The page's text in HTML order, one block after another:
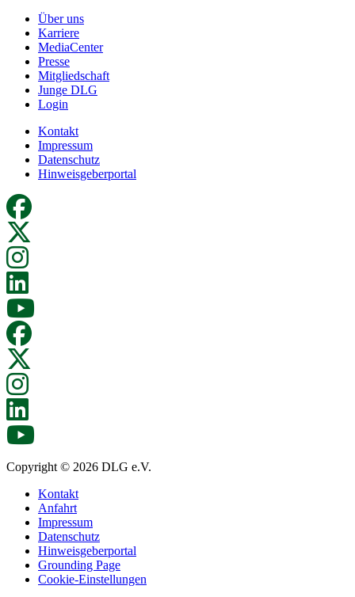
Über uns
Karriere
MediaCenter
Presse
Mitgliedschaft
Junge DLG
Login
Kontakt
Impressum
Datenschutz
Hinweisgeberportal
Copyright © 2026 DLG e.V.
Kontakt
Anfahrt
Impressum
Datenschutz
Hinweisgeberportal
Grounding Page
Cookie-Einstellungen